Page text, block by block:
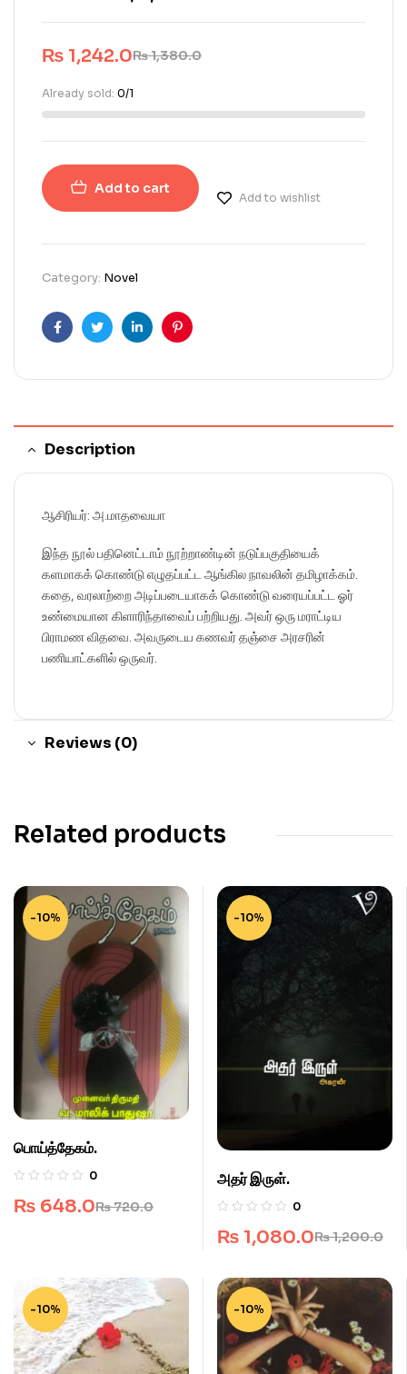
₨1,380.0
₨ 1,242.0
Already sold: 0/1
Add to cart
Add to wishlist
Category: Novel
FacebookTwitterLinkedinPinterest
Description
ஆசிரியர்: அ.மாதவையா
இந்த நூல் பதினெட்டாம் நூற்றாண்டின் நடுப்பகுதியைக்
களமாகக் கொண்டு எழுதப்பட்ட ஆங்கில நாவலின் தமிழாக்கம்.
கதை, வரலாற்றை அடிப்படையாகக் கொண்டு வரையப்பட்ட ஓர்
உண்மையான கிளாரிந்தாவைப் பற்றியது. அவர் ஒரு மராட்டிய
பிராமண விதவை. அவருடைய கணவர் தஞ்சை அரசரின்
பணியாட்களில் ஒருவர்.
Reviews (0)
Related products
-10%
பொய்த்தேகம்.
0
₨720.0
₨ 648.0
-10%
அதர் இருள்.
0
₨1,200.0
₨ 1,080.0
-10% -10%